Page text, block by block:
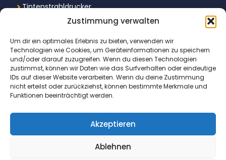
Zustimmung verwalten
Um dir ein optimales Erlebnis zu bieten, verwenden wir
Technologien wie Cookies, um Geräteinformationen zu speichern
und/oder darauf zuzugreifen. Wenn du diesen Technologien
zustimmst, können wir Daten wie das Surfverhalten oder eindeutige
IDs auf dieser Website verarbeiten. Wenn du deine Zustimmung
nicht erteilst oder zurückziehst, können bestimmte Merkmale und
Funktionen beeinträchtigt werden.
Akzeptieren
Ablehnen
Tintenstrahldrucker
Multifunktionsdrucker
Laserdrucker
Fotodrucker
dich – schnell gefunden!